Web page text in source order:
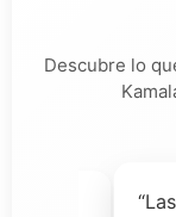
Descubre lo